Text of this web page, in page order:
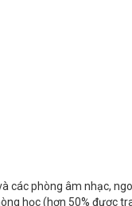
phòng âm nhạc,
học (hơn 50% được